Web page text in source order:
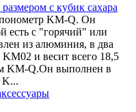
с кубик сахара
KM-Q. Он
есть с "горячий" или
из алюминия, в два
KM02 и весит всего 18,5
KM-Q.Он выполнен в
K...